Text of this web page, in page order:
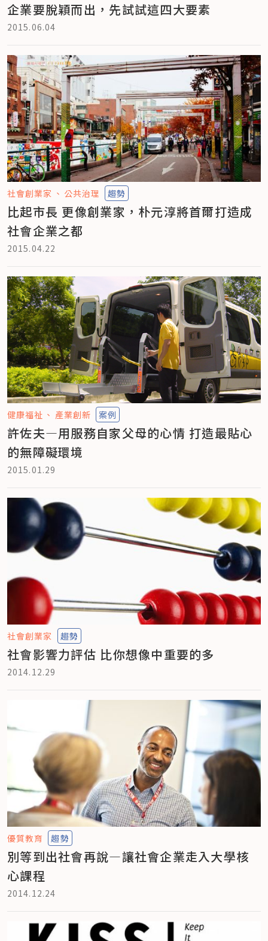
企業要脫穎而出，先試試這四大要素
2015.06.04
社會創業家 公共治理 趨勢
比起市長 更像創業家，朴元淳將首爾打造成
社會企業之都
2015.04.22
健康福祉 產業創新 案例
許佐夫—用服務自家父母的心情 打造最貼心
的無障礙環境
2015.01.29
社會創業家 趨勢
社會影響力評估 比你想像中重要的多
2014.12.29
優質教育 趨勢
別等到出社會再說—讓社會企業走入大學核
心課程
2014.12.24